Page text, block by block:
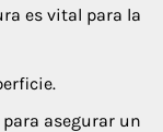
es vital para la
asegurar un